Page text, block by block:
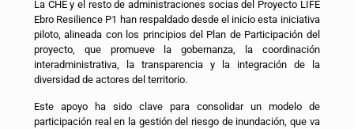
La CHE y el resto de administraciones socias del Proyecto LIFE
Ebro Resilience P1 han respaldado desde el inicio esta iniciativa
piloto, alineada con los principios del Plan de Participación del
proyecto, que promueve la gobernanza, la coordinación
interadministrativa, la transparencia y la integración de la
diversidad de actores del territorio.
Este apoyo ha sido clave para consolidar un modelo de
participación real en la gestión del riesgo de inundación, que va